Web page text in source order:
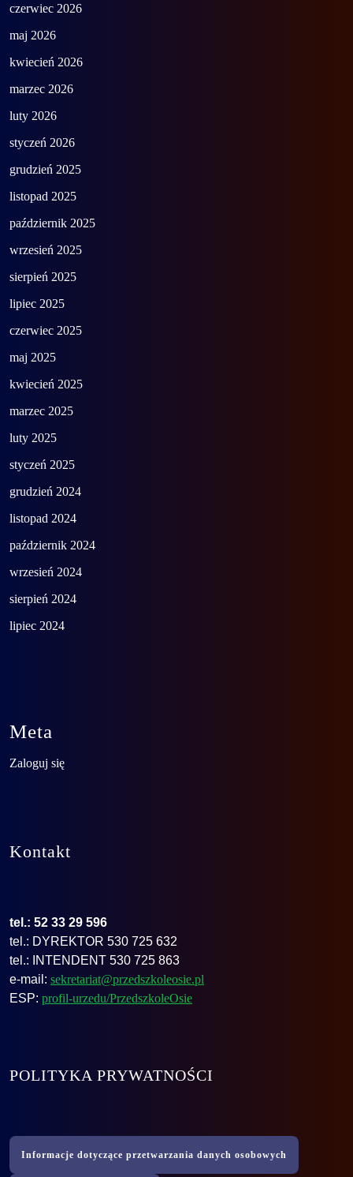
czerwiec 2026
maj 2026
kwiecień 2026
marzec 2026
luty 2026
styczeń 2026
grudzień 2025
listopad 2025
październik 2025
wrzesień 2025
sierpień 2025
lipiec 2025
czerwiec 2025
maj 2025
kwiecień 2025
marzec 2025
luty 2025
styczeń 2025
grudzień 2024
listopad 2024
październik 2024
wrzesień 2024
sierpień 2024
lipiec 2024
Meta
Zaloguj się
Kontakt
tel.: 52 33 29 596
tel.: DYREKTOR 530 725 632
tel.: INTENDENT 530 725 863
e-mail: sekretariat@przedszkoleosie.pl
ESP: profil-urzedu/PrzedszkoleOsie
POLITYKA PRYWATNOŚCI
Informacje dotyczące przetwarzania danych osobowych